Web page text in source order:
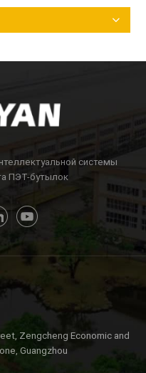
системы
ПЭТ-бутылок
Zengcheng Economic and
Guangzhou